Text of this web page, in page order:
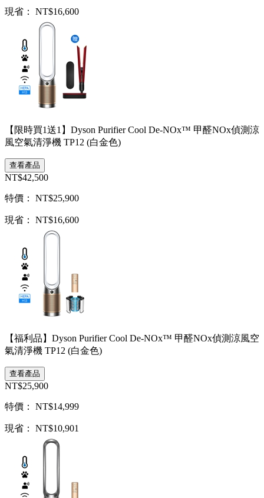
現省： NT$16,600
【限時買1送1】Dyson Purifier Cool De-NOx™ 甲醛NOx偵測涼
風空氣清淨機 TP12 (白金色)
查看產品
NT$42,500
特價： NT$25,900
現省： NT$16,600
【福利品】Dyson Purifier Cool De-NOx™ 甲醛NOx偵測涼風空
氣清淨機 TP12 (白金色)
查看產品
NT$25,900
特價： NT$14,999
現省： NT$10,901